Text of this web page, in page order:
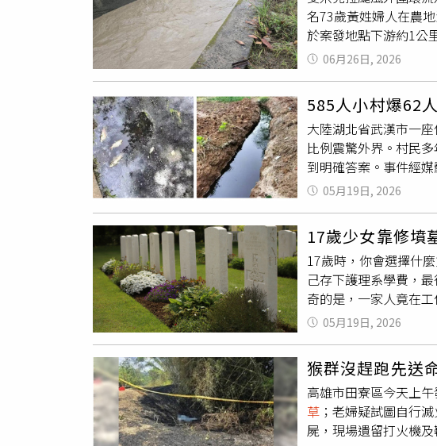
謹的態度緊盯各項決
個安心、安全的居住
被害人持現場錄音等
訴。台南地院合議庭
法治觀念不足；不過
強制罪判處2個月徒
名73歲黃姓婦人在農
於案發地點下游約1公
區上平里南河15號附
料清理過程中疑似因
清理圳溝時疑失足遭
空拍機，沿著排水渠
人員於晚間6時45分左
事故原因及詳細經過
提醒民眾，豪雨期間
06月26日, 2026
585人小村爆62
大陸湖北省武漢市一
比例震驚外界。村民
到明確答案。事件經
問題展開全面調查。
線》報導，湖北省武
罹患癌症與白血病，
下青壯年。由於村莊
脫不了關係。58歲村
白血病，當時孫子甚
多年來竟有大量村民
廠成立於1986年，原
與速凝劑使用。然而
政府劃定的「生態控
體，甚至被形容像「
還曾發生灌溉溝大量
示，過去工廠運作時
離排污溝越近的作物
05月19日, 2026
17歲少女靠修
17歲時，你會選擇什
己存下護理系學費，
奇的是，一家人竟在
根據《每日鏡報》（
／Sulandri Coetzer
損。她認為，即便人
掃墓、修墓碑。」在
如今，蘇蘭德里已固
要補水泥、鋪設新碎
05月19日, 2026
猴群沒趕跑先送
高雄市田寮區今天上
草 ；老婦疑試圖自行
屍，現場遺留打火機